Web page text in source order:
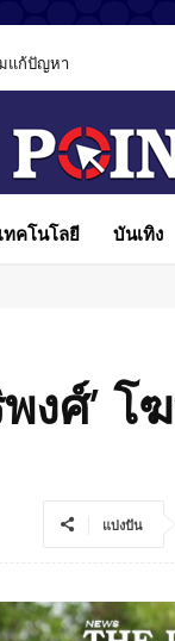
ปัญหา
ชี้วิธีเล่าข่าวมีผลต่อสังคม
เทคโนโลยี บันเทิง
งศ์’ โ
แบ่งปัน